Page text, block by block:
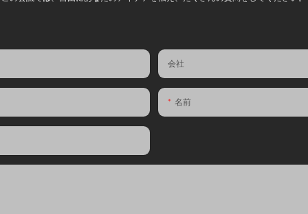
会社
名前